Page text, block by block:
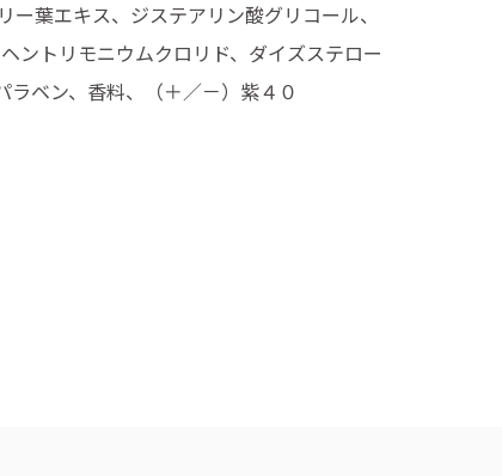
葉エキス、ジステアリン酸グリコール、
ントリモニウムクロリド、ダイズステロー
ベン、香料、（＋／－）紫４０